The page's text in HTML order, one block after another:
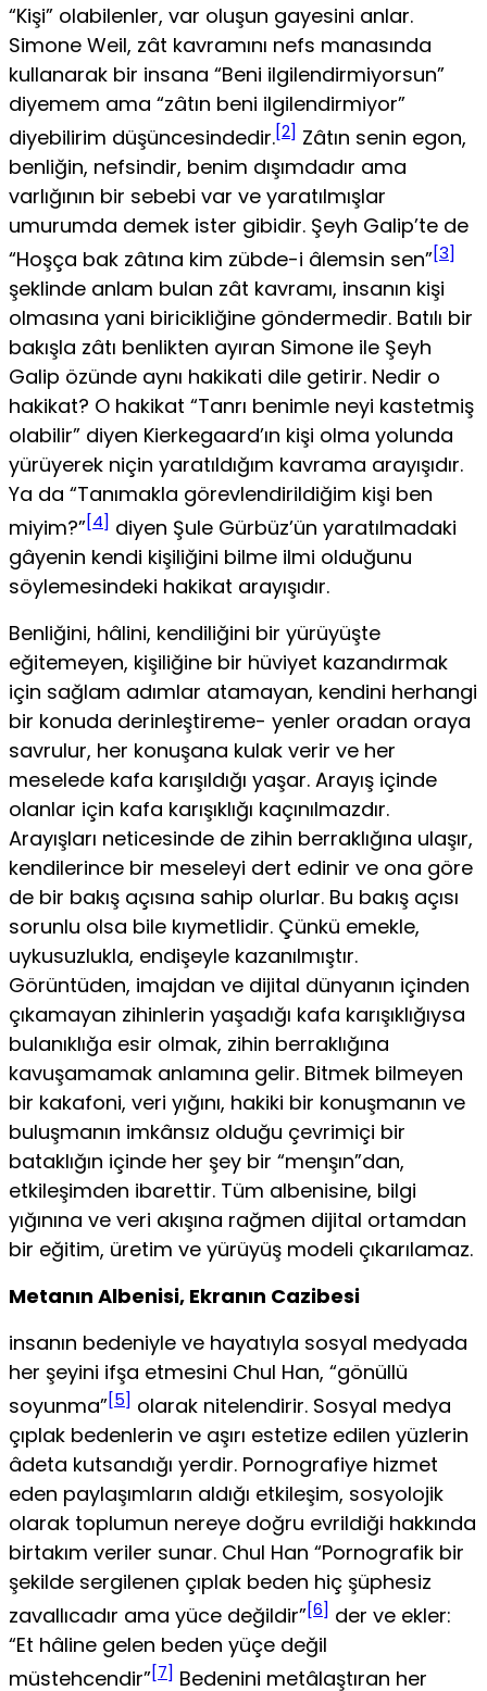
“Kişi” olabilenler, var oluşun gayesini anlar.
Simone Weil, zât kavramını nefs manasında
kullanarak bir insana “Beni ilgilendirmiyorsun”
diyemem ama “zâtın beni ilgilen­dirmiyor”
diyebilirim düşüncesindedir.[2] Zâtın senin egon,
benliğin, nefsindir, benim dışımdadır ama
varlığının bir sebebi var ve yaratılmışlar
umurumda demek ister gibidir. Şeyh Galip’te de
“Hoşça bak zâtına kim zübde-i âlemsin sen”[3]
şeklinde anlam bulan zât kavramı, insanın kişi
olma­sına yani biricikliğine göndermedir. Batılı bir
bakışla zâtı benlikten ayıran Simone ile Şeyh
Galip özünde aynı hakikati dile getirir. Nedir o
hakikat? O hakikat “Tanrı benimle neyi kastetmiş
olabilir” diyen Kierkegaard’ın kişi olma yolunda
yürüyerek niçin yaratıldığım kavrama arayışıdır.
Ya da “Ta­nımakla görevlendirildiğim kişi ben
miyim?”[4] diyen Şule Gürbüz’ün yaratılmadaki
gâyenin kendi kişiliğini bilme ilmi olduğunu
söylemesindeki hakikat arayışıdır.
Benliğini, hâlini, kendiliğini bir yürüyüşte
eğitemeyen, kişiliğine bir hüviyet kazandırmak
için sağlam adımlar atamayan, kendini herhangi
bir konuda derinleştireme- yenler oradan oraya
savrulur, her konuşana kulak verir ve her
meselede kafa karışıldığı yaşar. Arayış içinde
olanlar için kafa karışıklığı kaçınılmazdır.
Arayışları neticesinde de zihin berraklığına ulaşır,
kendilerince bir meseleyi dert edinir ve ona göre
de bir bakış açısına sahip olurlar. Bu bakış açısı
sorunlu olsa bile kıymetlidir. Çünkü emekle,
uykusuzlukla, endişeyle kazanılmıştır.
Görüntüden, imajdan ve dijital dünyanın içinden
çıkamayan zihinlerin yaşadığı kafa karışıklığıysa
bulanıklığa esir olmak, zihin berraklı­ğına
kavuşamamak anlamına gelir. Bitmek bilmeyen
bir kakafoni, veri yığını, hakiki bir konuşmanın ve
buluşmanın imkânsız olduğu çevrimiçi bir
bataklığın içinde her şey bir “menşın”dan,
etkileşimden ibarettir. Tüm albenisine, bilgi
yığınına ve veri akışına rağmen dijital ortamdan
bir eğitim, üretim ve yürüyüş modeli çıkarılamaz.
Metanın Albenisi, Ekranın Cazibesi
insanın bedeniyle ve hayatıyla sosyal medyada
her şeyini ifşa etmesini Chul Han, “gönüllü
soyunma”[5] olarak nitelendirir. Sosyal medya
çıplak bedenlerin ve aşırı estetize edilen yüzlerin
âdeta kutsandığı yerdir. Pornografiye hiz­met
eden paylaşımların aldığı etkileşim, sosyolojik
olarak toplumun nereye doğru evrildiği hakkında
birtakım veriler sunar. Chul Han “Pornografik bir
şekilde sergilenen çıplak beden hiç şüphesiz
zavallıcadır ama yüce değildir”[6] der ve ekler:
“Et hâline gelen beden yüçe değil
müstehcendir”[7] Bedenini metâlaştıran her